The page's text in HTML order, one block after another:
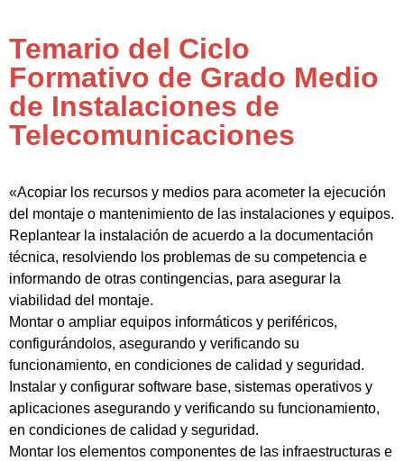
Temario del Ciclo
Formativo de Grado Medio
de Instalaciones de
Telecomunicaciones
«Acopiar los recursos y medios para acometer la ejecución
del montaje o mantenimiento de las instalaciones y equipos.
Replantear la instalación de acuerdo a la documentación
técnica, resolviendo los problemas de su competencia e
informando de otras contingencias, para asegurar la
viabilidad del montaje.
Montar o ampliar equipos informáticos y periféricos,
configurándolos, asegurando y verificando su
funcionamiento, en condiciones de calidad y seguridad.
Instalar y configurar software base, sistemas operativos y
aplicaciones asegurando y verificando su funcionamiento,
en condiciones de calidad y seguridad.
Montar los elementos componentes de las infraestructuras e